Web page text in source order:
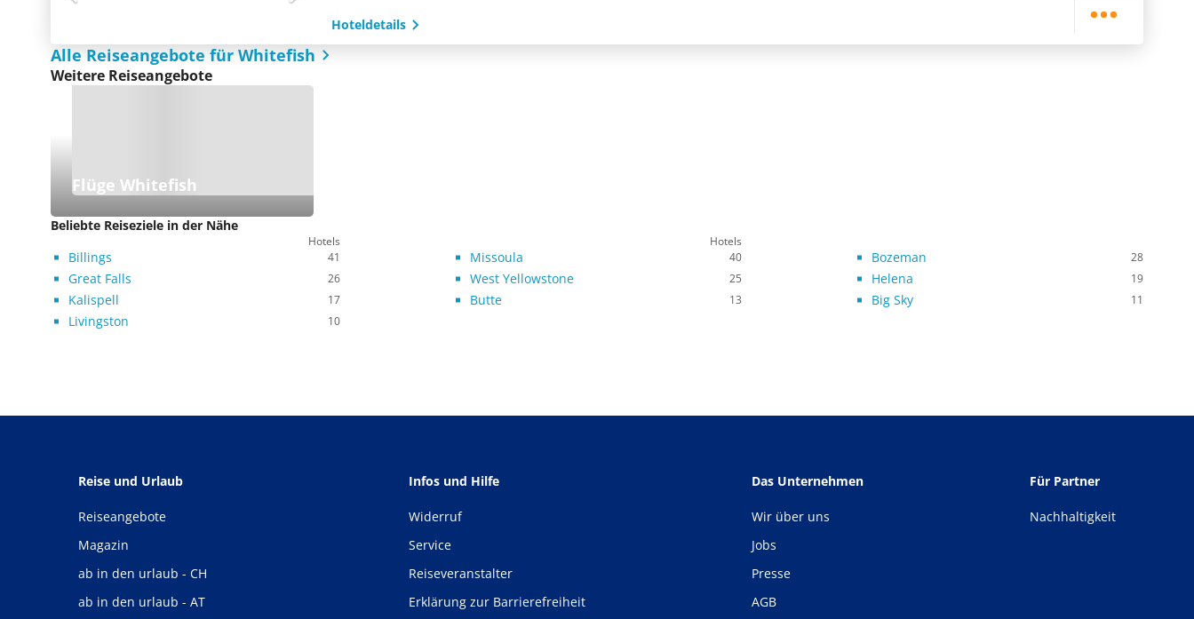
Hoteldetails
Alle Reiseangebote für Whitefish
Weitere Reiseangebote
Flüge Whitefish
Beliebte Reiseziele in der Nähe
Hotels Hotels
Billings 41 Missoula 40 Bozeman 28
Great Falls 26 West Yellowstone 25 Helena 19
Kalispell 17 Butte 13 Big Sky 11
Livingston 10
Reise und Urlaub
Reiseangebote
Magazin
ab in den urlaub - CH
ab in den urlaub - AT
Infos und Hilfe
Widerruf
Service
Reiseveranstalter
Erklärung zur Barrierefreiheit
Das Unternehmen
Wir über uns
Jobs
Presse
AGB
Für Partner
Nachhaltigkeit